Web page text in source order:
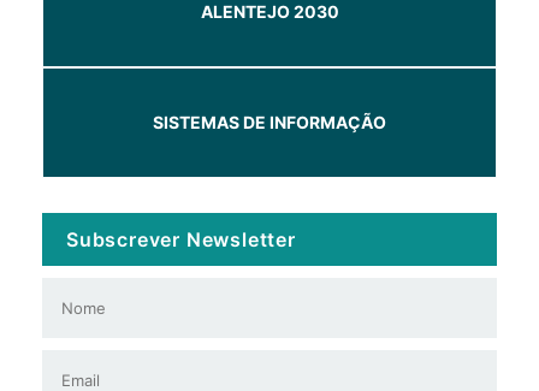
ALENTEJO 2030
SISTEMAS DE INFORMAÇÃO
Subscrever Newsletter